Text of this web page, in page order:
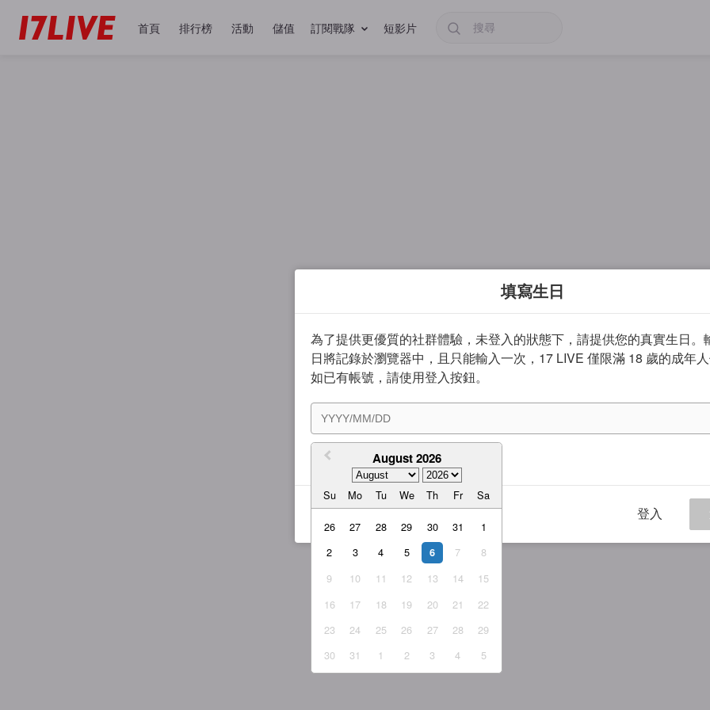
首頁 排行榜 活動 儲值 訂閱戰隊 短影片
填寫生日
為了提供更優質的社群體驗，未登入的狀態下，請提供您的真實生日。
日將記錄於瀏覽器中，且只能輸入一次，17 LIVE 僅限滿 18 歲的成年人
如已有帳號，請使用登入按鈕。
August 2026
Su Mo Tu We Th Fr Sa
26 27 28 29 30 31
1
2
3 4 5 6 7
8
9
10 11 12 13 14
15
16
17 18 19 20 21
22
23
24 25 26 27 28
29
30
31 1 2 3 4 5
我同意 服務條款與隱私權政策
登入